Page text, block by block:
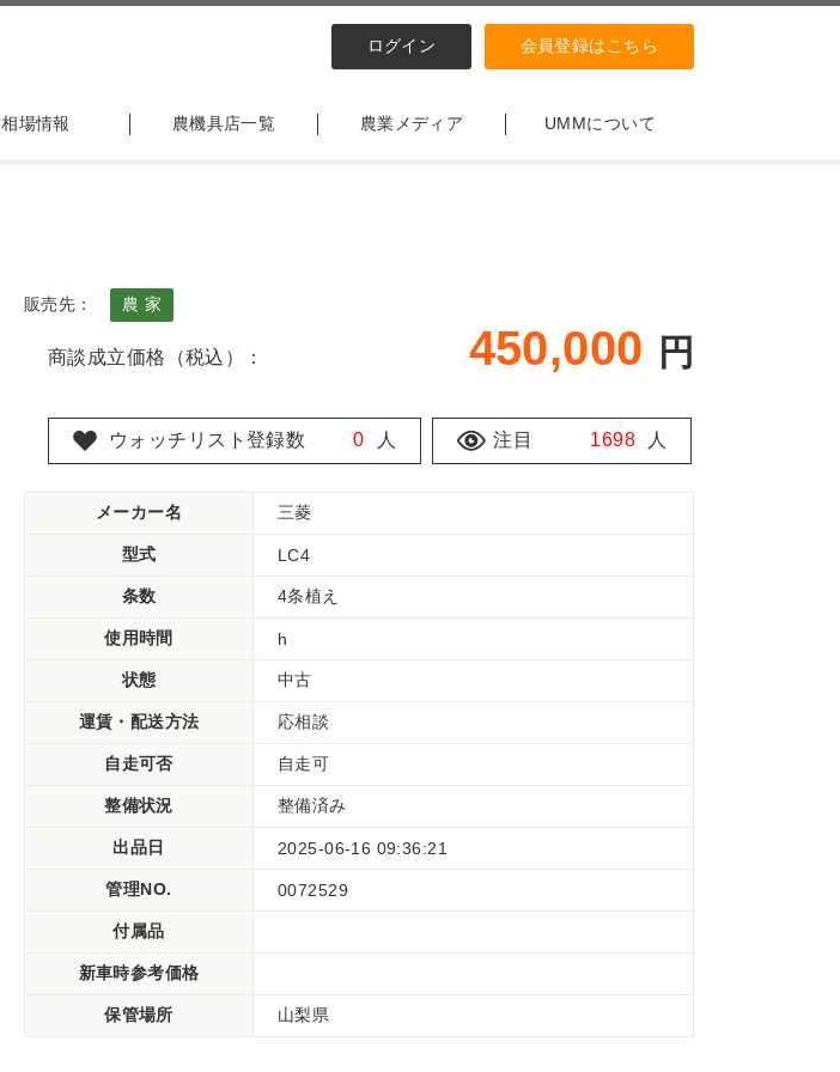
ログイン 会員登録はこちら
相場情報 農機具店一覧 農業メディア UMMについて
販売先： 農 家
商談成立価格（税込）： 450,000 円
ウォッチリスト登録数 0 人 注目 1698 人
メーカー名 三菱
型式 LC4
条数 4条植え
使用時間 h
状態 中古
運賃・配送方法 応相談
自走可否 自走可
整備状況 整備済み
出品日 2025-06-16 09:36:21
管理NO. 0072529
付属品
新車時参考価格
保管場所 山梨県